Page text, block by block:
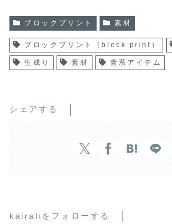
ブロックプリント 素材
ブロックプリント（block print）
生成り 素材 青系アイテム
シェアする
kairaliをフォローする